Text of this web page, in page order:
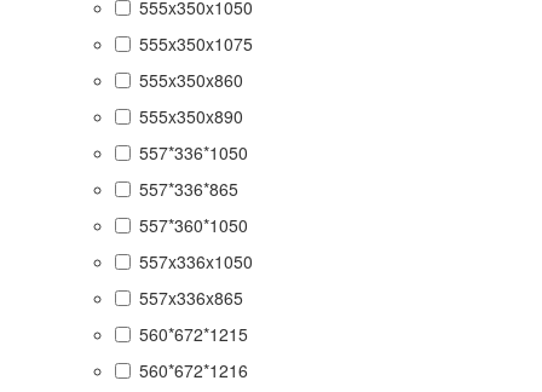
555x350x1050
555x350x1075
555x350x860
555x350x890
557*336*1050
557*336*865
557*360*1050
557x336x1050
557x336x865
560*672*1215
560*672*1216